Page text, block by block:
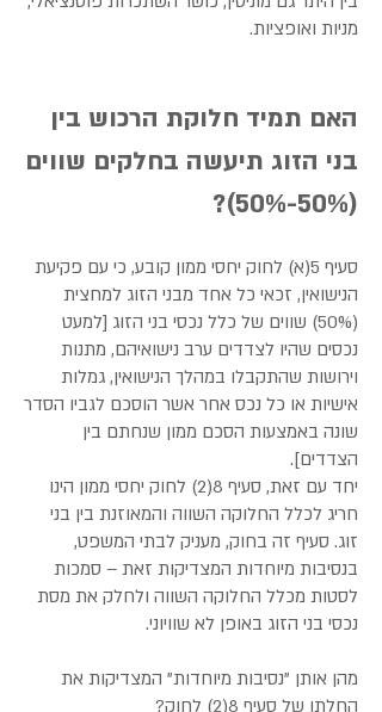
מניות ואופציות.
האם תמיד חלוקת הרכוש בין
בני הזוג תיעשה בחלקים שווים
(50%-50%)?
סעיף 5(א) לחוק יחסי ממון קובע, כי עם פקיעת
הנישואין, זכאי כל אחד מבני הזוג למחצית
(50%) שווים של כלל נכסי בני הזוג [למעט
נכסים שהיו לצדדים ערב נישואיהם, מתנות
וירושות שהתקבלו במהלך הנישואין, גמלות
אישיות או כל נכס אחר אשר הוסכם לגביו הסדר
שונה באמצעות הסכם ממון שנחתם בין
הצדדים].
יחד עם זאת, סעיף 8(2) לחוק יחסי ממון הינו
חריג לכלל החלוקה השווה והמאוזנת בין בני
זוג. סעיף זה בחוק, מעניק לבתי המשפט,
בנסיבות מיוחדות המצדיקות זאת – סמכות
לסטות מכלל החלוקה השווה ולחלק את מסת
נכסי בני הזוג באופן לא שוויוני.
מהן אותן "נסיבות מיוחדות" המצדיקות את
החלתו של סעיף 8(2) לחוק?